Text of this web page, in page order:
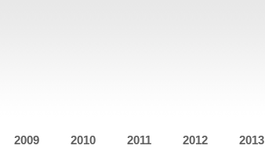
2009 2010 2011 2012 2013